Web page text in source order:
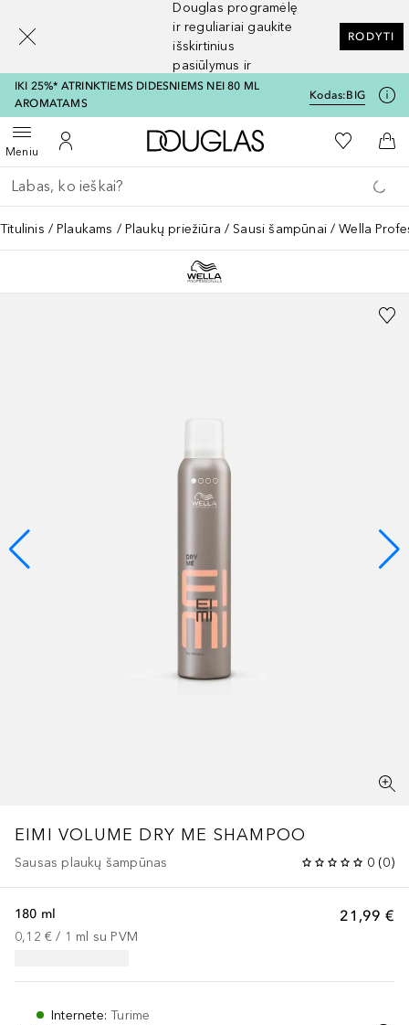
Douglas programėlę
ir reguliariai gaukite
išskirtinius
pasiūlymus ir
nuolaidas
RODYTI
IKI 25%* ATRINKTIEMS DIDESNIEMS NEI 80 ML
AROMATAMS
Kodas:BIG
MeniuAtidaryti meniuĮ mano paskyrą
Į Douglas pagrindinį
Į mano
Į
Grįžk atgal
Vykdykite paiešką
Titulinis Plaukams Plaukų priežiūra Sausi šampūnai Wella
EIMI VOLUME DRY ME SHAMPOO
Sausas plaukų šampūnas 0 (0)
21,99 €
180 ml
0,12 € / 1 ml su PVM
Internete:Turime
[navigation.slideout.screenreader]